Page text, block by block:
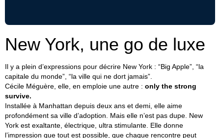
New York, une go de luxe
Il y a plein d’expressions pour décrire New York : “Big Apple”, “la
capitale du monde”, “la ville qui ne dort jamais”.
Cécile Méguère, elle, en emploie une autre : only the strong
survive.
Installée à Manhattan depuis deux ans et demi, elle aime
profondément sa ville d’adoption. Mais elle n’est pas dupe. New
York est exaltante, électrique, ultra stimulante. Elle donne
l’impression que tout est possible, que chaque rencontre peut